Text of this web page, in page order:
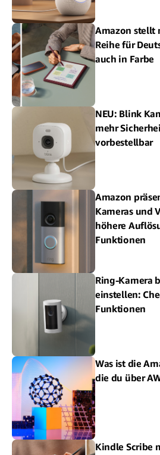
Amazon stellt
Reihe für
auch in Farbe
NEU: Blink
mehr
vorbestellbar
Amazon
Kameras und
höhere
Funktionen
Ring-Kamera
einstellen:
Funktionen
Was ist die
die du über
Kindle Scribe